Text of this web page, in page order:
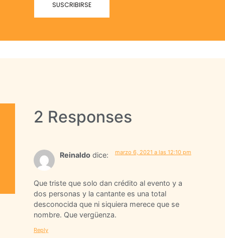
2 Responses
Reinaldo dice: marzo 6, 2021 a las 12:10 pm
Que triste que solo dan crédito al evento y a
dos personas y la cantante es una total
desconocida que ni siquiera merece que se
nombre. Que vergüenza.
Reply